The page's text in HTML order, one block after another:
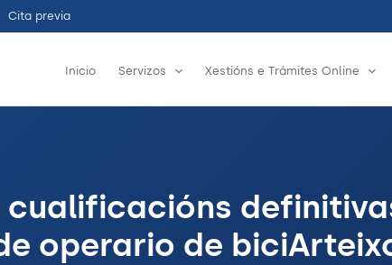
Cita previa
Inicio Servizos Xestións e Trámites Online
cualificacións
operario de